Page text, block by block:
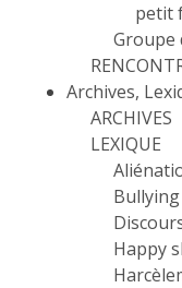
petit
Groupe
Archives,
ARCHIVES
LEXIQUE
Bullying
Happy